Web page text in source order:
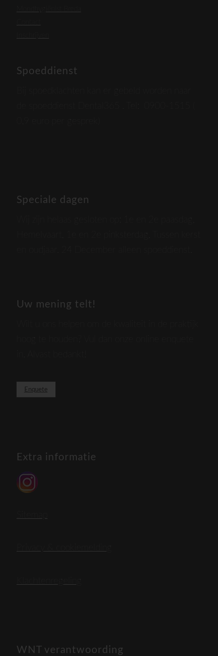
Spoeddienst
Bij spoedklachten kan er gebeld worden naar
0,9 euro per gesprek)
Speciale dagen
Wij zijn helaas gesloten op: 1e en 2e paasdag,
Hemelvaart, 1e en 2e pinksterdag, Tussen kerst
Uw mening telt!
hoog te houden? Vul dan onze online enquete
Enquete
Extra informatie
Privacy & cookiemelding
Klachtenregeling
WNT verantwoording